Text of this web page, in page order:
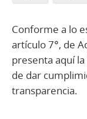
Conforme a lo
artículo 7°, de
presenta aquí
de dar
transparencia.